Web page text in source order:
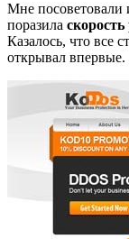
Мне посоветовали
поразила
Казалось, что все
открывал впервые.